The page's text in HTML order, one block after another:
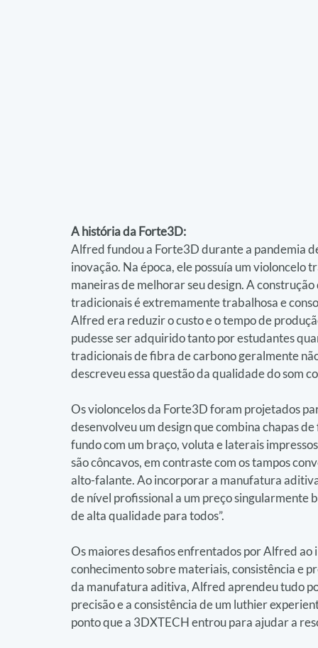
A história da Forte3D:
Alfred fundou a Forte3D durante a pandemia
inovação. Na época, ele possuía um
maneiras de melhorar seu design. A
tradicionais é extremamente trabalhosa e
Alfred era reduzir o custo e o tempo de
pudesse ser adquirido tanto por estudantes
tradicionais de fibra de carbono geralmente
descreveu essa questão da qualidade do som
Os violoncelos da Forte3D foram projetados
desenvolveu um design que combina chapas
fundo com um braço, voluta e laterais
são côncavos, em contraste com os tampos
alto-falante. Ao incorporar a manufatura
de nível profissional a um preço singularmente
de alta qualidade para todos”.
Os maiores desafios enfrentados por Alfred
conhecimento sobre materiais, consistência e
da manufatura aditiva, Alfred aprendeu tudo
precisão e a consistência de um luthier
ponto que a 3DXTECH entrou para ajudar a